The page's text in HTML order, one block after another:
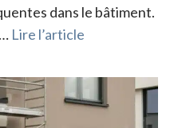
dans le bâtiment.
Lire l’article